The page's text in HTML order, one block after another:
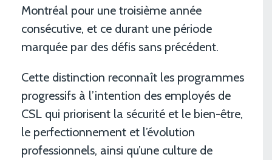
Montréal pour une troisième année
consécutive, et ce durant une période
marquée par des défis sans précédent.
Cette distinction reconnaît les programmes
progressifs à l’intention des employés de
CSL qui priorisent la sécurité et le bien-être,
le perfectionnement et l’évolution
professionnels, ainsi qu’une culture de